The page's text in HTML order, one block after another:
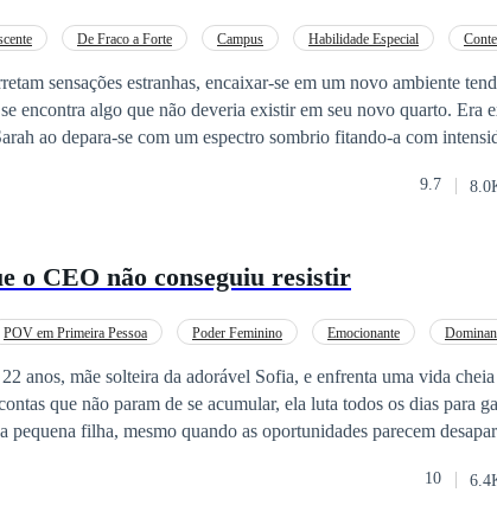
completamente diferente da garota que foi embora. Linda,
se Noah Delacroix não existisse. Melhor
principal da cerimônia e irmão mais velho de Matteo, Noah é
charmoso, inteligente, provocador e perigosamente
passou anos tentando esconder. E então, no cenário mais improvável possível, o
De Fraco a Forte Campus Habilidade Especial
sensações estranhas, encaixar-se em um novo ambiente
encontra algo que não deveria existir em seu novo quarto. Era
ao depara-se com um espectro sombrio fitando-a com
vida pois, os segredos enterrados de toda aquela comunidade
9.7
o CEO não conseguiu resistir
POV em Primeira Pessoa Poder Feminino Emocionante
anos, mãe solteira da adorável Sofia, e enfrenta uma vida
que não param de se acumular, ela luta todos os dias para
pequena filha, mesmo quando as oportunidades parecem
de Nova York. Elena vê nisso uma chance de recomeçar e de
10